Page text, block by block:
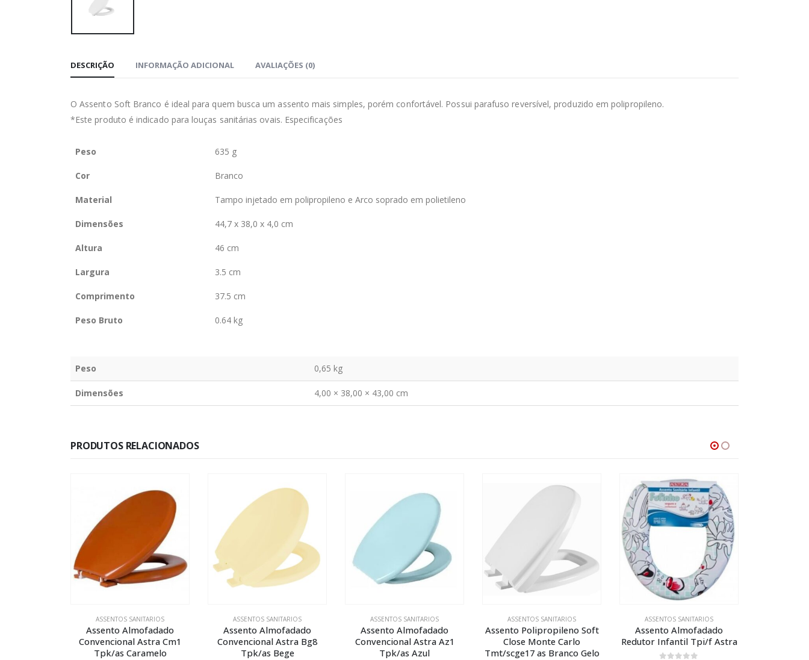
DESCRIÇÃO INFORMAÇÃO ADICIONAL AVALIAÇÕES (0)
O Assento Soft Branco é ideal para quem busca um assento mais simples, porém confortável. Possui parafuso reversível, produzido em polipropileno.
*Este produto é indicado para louças sanitárias ovais. Especificações
Peso 635 g
Cor Branco
Material Tampo injetado em polipropileno e Arco soprado em polietileno
Dimensões 44,7 x 38,0 x 4,0 cm
Altura 46 cm
Largura 3.5 cm
Comprimento 37.5 cm
Peso Bruto 0.64 kg
Peso 0,65 kg
Dimensões 4,00 × 38,00 × 43,00 cm
PRODUTOS RELACIONADOS
ASSENTOS SANITARIOS
Assento Almofadado
Convencional Astra Bg8
Tpk/as Bege
ASSENTOS SANITARIOS
Assento Almofadado
Convencional Astra Az1
Tpk/as Azul
ASSENTOS SANITARIOS
Assento Polipropileno Soft
Close Monte Carlo
Tmt/scge17 as Branco Gelo
ASSENTOS SANITARIOS
Assento Almofadado
Redutor Infantil Tpi/f Astra
ASSENTOS SANITARIOS
Assento Almofadado
Calypso Astra Czp-48 Tcp/k
Cinza Platina